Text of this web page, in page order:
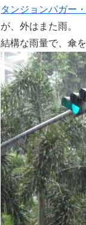
タンジョンパガー
が、外はまた雨。
結構な雨量で、傘